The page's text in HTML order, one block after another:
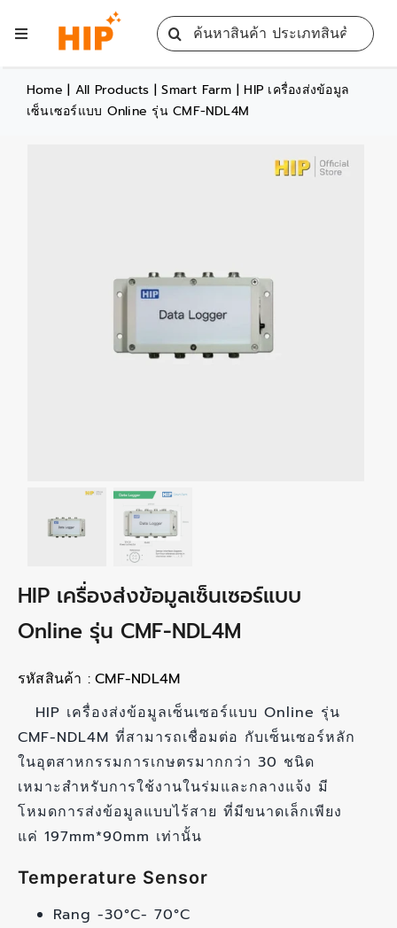
Toggle
Home
Search
for:
Home | All Products |Smart Farm |HIP เครื่องส่งข้อมูล
เซ็นเซอร์แบบ Online รุ่น CMF-NDL4M
HIP เครื่องส่งข้อมูลเซ็นเซอร์แบบ
Online รุ่น CMF-NDL4M
รหัสสินค้า : CMF-NDL4M
HIP เครื่องส่งข้อมูลเซ็นเซอร์แบบ Online รุ่น
CMF-NDL4M ที่สามารถเชื่อมต่อ กับเซ็นเซอร์หลัก
ในอุตสาหกรรมการเกษตรมากกว่า 30 ชนิด
เหมาะสำหรับการใช้งานในร่มและกลางแจ้ง มี
โหมดการส่งข้อมูลแบบไร้สาย ที่มีขนาดเล็กเพียง
แค่ 197mm*90mm เท่านั้น
Temperature Sensor
Rang -30°C- 70°C